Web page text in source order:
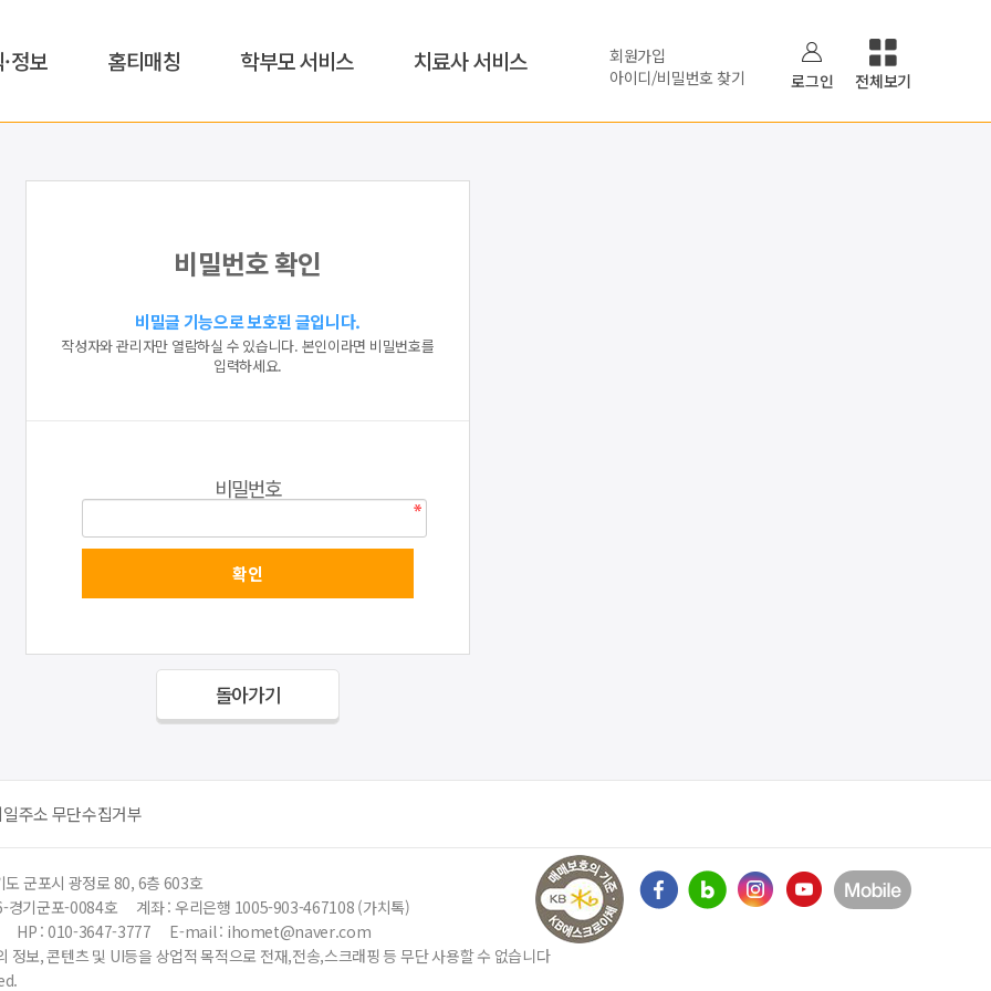
정보 홈티매칭 학부모 서비스 치료사 서비스
회원가입
아이디/비밀번호 찾기
로그인 전체보기
비밀번호 확인
비밀글 기능으로 보호된 글입니다.
작성자와 관리자만 열람하실 수 있습니다. 본인이라면 비밀번호를
입력하세요.
비밀번호
돌아가기
주소 무단수집거부
도 군포시 광정로 80, 6층 603호
경기군포-0084호
계좌 : 우리은행 1005-903-467108 (가치톡)
HP : 010-3647-3777
E-mail : ihomet@naver.com
정보, 콘텐츠 및 UI등을 상업적 목적으로 전재,전송,스크래핑 등 무단 사용할 수 없습니다